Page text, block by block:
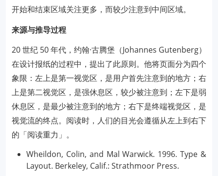
开始和结束区域关注更多，而较少注意到中间区域。
来源与推导过程
20 世纪 50 年代，约翰·古腾堡（Johannes Gutenberg）
在设计报纸的过程中，提出了此原则。他将页面分为四个
象限：左上是第一视觉区，是用户首先注意到的地方；右
上是第二视觉区，是强休息区，较少被注意到；左下是弱
休息区，是最少被注意到的地方；右下是终端视觉区，是
视觉流的终点。阅读时，人们的目光会遵循从左上到右下
的「阅读重力」。
Wheildon, Colin, and Mal Warwick. 1996. Type &
Layout. Berkeley, Calif.: Strathmoor Press.